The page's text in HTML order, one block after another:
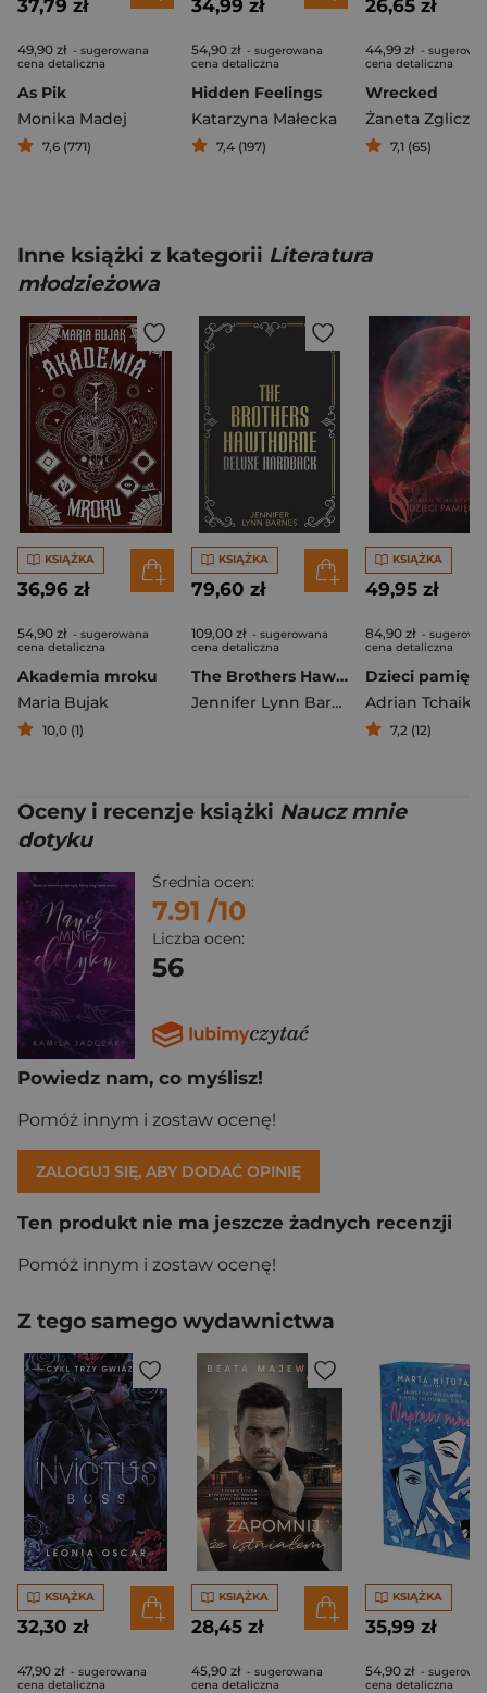
37,79 zł
49,90 zł - sugerowana
cena detaliczna
As Pik
Monika Madej
7,6 (771)
34,99 zł
54,90 zł - sugerowana
cena detaliczna
Hidden Feelings
Katarzyna Małecka
7,4 (197)
26,65 zł
44,99 zł -
cena detaliczna
Wrecked
Żaneta
7,1 (65)
Inne książki z kategorii Literatura
młodzieżowa
KSIĄŻKA
36,96 zł
54,90 zł - sugerowana
cena detaliczna
Akademia mroku
Maria Bujak
10,0 (1)
KSIĄŻKA
79,60 zł
109,00 zł - sugerowana
cena detaliczna
The Brothers Hawthorne
Jennifer Lynn Barnes
KSIĄŻKA
49,95 zł
84,90 zł -
cena detaliczna
Dzieci pamięci
Adrian
7,2 (12)
Oceny i recenzje książki Naucz mnie
dotyku
Średnia ocen:
7.91 /10
Liczba ocen:
56
Powiedz nam, co myślisz!
Pomóż innym i zostaw ocenę!
ZALOGUJ SIĘ, ABY DODAĆ OPINIĘ
Ten produkt nie ma jeszcze żadnych recenzji
Pomóż innym i zostaw ocenę!
Z tego samego wydawnictwa
KSIĄŻKA
32,30 zł
47,90 zł - sugerowana
cena detaliczna
KSIĄŻKA
28,45 zł
45,90 zł - sugerowana
cena detaliczna
KSIĄŻKA
35,99 zł
54,90 zł -
cena detaliczna